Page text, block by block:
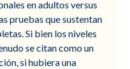
en adultos versus
pruebas que sustentan
Si bien los niveles
se citan como un
si hubiera una